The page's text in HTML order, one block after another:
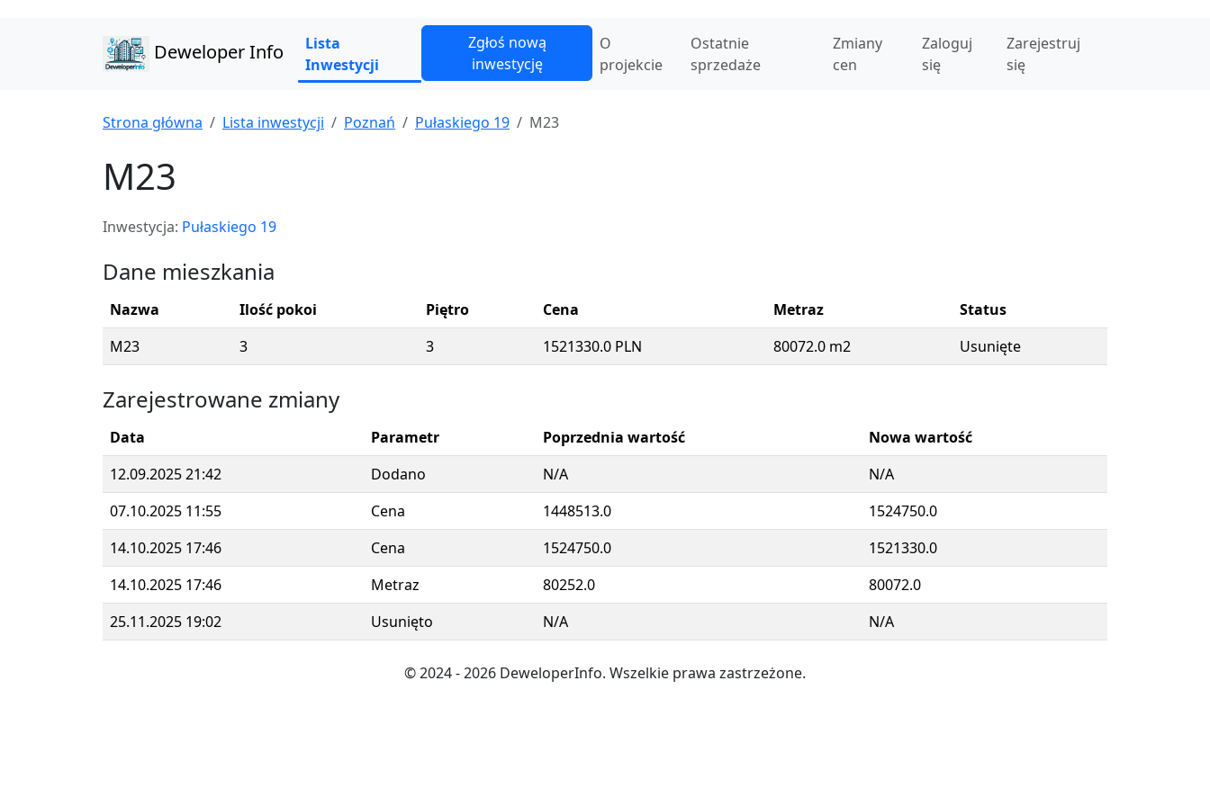
Deweloper Info
Lista
Inwestycji
Zgłoś nową
inwestycję
O
projekcie
Ostatnie
sprzedaże
Zmiany
cen
Zaloguj
się
Zarejestruj
się
Strona główna Lista inwestycji Poznań Pułaskiego 19 M23
M23
Inwestycja: Pułaskiego 19
Dane mieszkania
Nazwa Ilość pokoi Piętro Cena Metraz
Status
M23
3 3 1521330.0 PLN 80072.0 m2 Usunięte
Zarejestrowane zmiany
Data Parametr Poprzednia wartość
Nowa wartość
12.09.2025 21:42
Dodano N/A
N/A
07.10.2025 11:55
Cena 1448513.0
1524750.0
14.10.2025 17:46
Cena 1524750.0
1521330.0
14.10.2025 17:46
Metraz 80252.0
80072.0
25.11.2025 19:02
Usunięto N/A N/A
© 2024- 2026 DeweloperInfo. Wszelkie prawa zastrzeżone.